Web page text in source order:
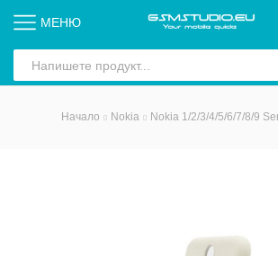
МЕНЮ
input
Начало Nokia Nokia 1/2/3/4/5/6/7/8/9